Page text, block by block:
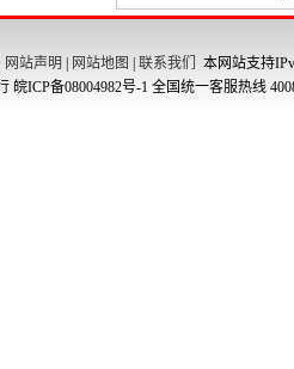
网站声明 网站地图 联系我们
本网站支持
皖ICP备08004982号-1 全国统一客服热线